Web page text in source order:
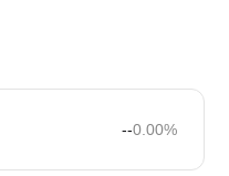
--0.00%